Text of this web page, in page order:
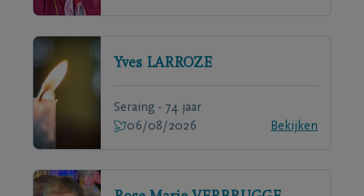
Yves LARROZE
Seraing - 74 jaar
06/08/2026
Bekijken